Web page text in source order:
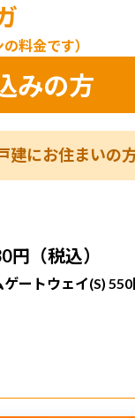
料金です）
みの方
建にお住まいの
円（税込）
ートウェイ(S) 550